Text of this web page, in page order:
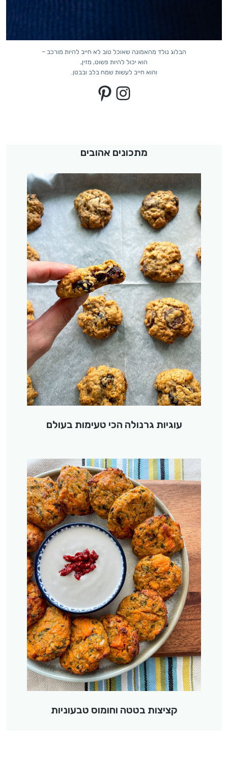
הבלוג נולד מהאמונה שאוכל טוב לא חייב להיות מורכב –
הוא יכול להיות פשוט, מזין,
והוא חייב לעשות שמח בלב ובבטן.
Instagram
Pinterest
מתכונים אהובים
עוגיות גרנולה הכי טעימות בעולם
קציצות בטטה וחומוס טבעוניות